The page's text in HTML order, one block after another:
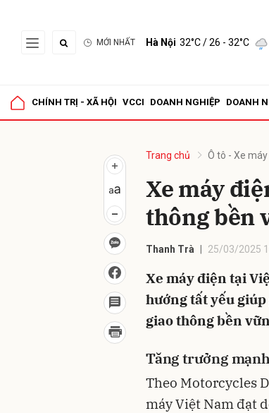
MỚI NHẤT Hà Nội 32°C/ 26 - 32°C
CHÍNH TRỊ - XÃ HỘI VCCI DOANH NGHIỆP DOANH
Trang chủ Ô tô - Xe máy
Xe máy
thông bền
Thanh Trà 25/03/2025
Xe máy điện tại
hướng tất yếu
giao thông bền
Tăng trưởng
Theo Motorcycles
máy Việt Nam đạt